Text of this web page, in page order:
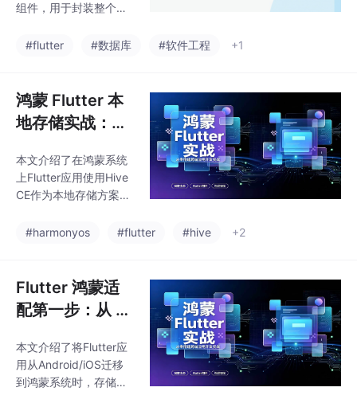
力的关键。分代 GC 的
快但只管新生代，Major
组件，用于封装整个应
gn 风格支持。它配置了
d 等 Material 组件的前
提，确保应用具备一致
的 UI 规范和导航能力。
础组件 - Scaffold。
#flutter #数据库 #软件工程 +1
鸿蒙 Flutter 本
地存储实战：Hi
精讲
本文介绍了在鸿蒙系统
上Flutter应用使用Hive
CE作为本地存储方案的
支持原生SQLite，依赖
的Hive CE成为理想替
代方案。文章详细说明
了Hive CE的添加依赖
含降级策略）、数据存
储实现（MoodStorage
类）、查询过滤技巧、
#harmonyos #flutter #hive +2
Flutter 鸿蒙适
配第一步：从 hi
\_ce
本文介绍了将Flutter应
用从Android/iOS迁移
到鸿蒙系统时，存储层